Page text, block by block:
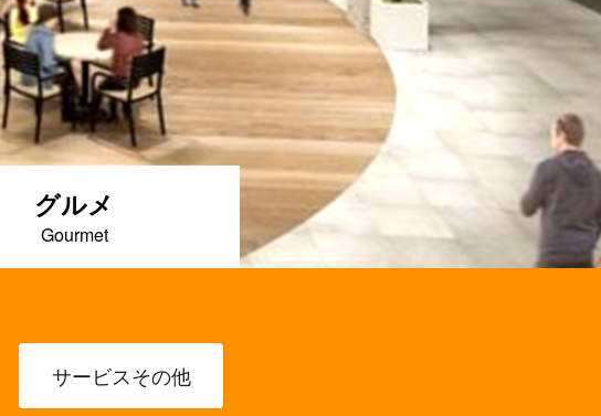
グルメ
サービスその他